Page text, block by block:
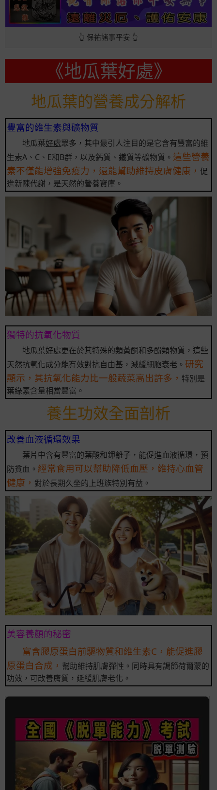
👆 保祐諸事平安 👆
《地瓜葉好處》
地瓜葉的營養成分解析
豐富的維生素與礦物質
地瓜葉好處眾多，其中最引人注目的是它含有豐富的維
生素A、C、E和B群，以及鈣質、鐵質等礦物質。 這些營養
素不僅能增強免疫力，還能幫助維持皮膚健康， 促
進新陳代謝，是天然的營養寶庫。
獨特的抗氧化物質
地瓜葉好處更在於其特殊的類黃酮和多酚類物質，這些
天然抗氧化成分能有效對抗自由基，減緩細胞衰老。 研究
顯示，其抗氧化能力比一般蔬菜高出許多， 特別是
葉綠素含量相當豐富。
養生功效全面剖析
改善血液循環效果
葉片中含有豐富的葉酸和鉀離子，能促進血液循環，預
防貧血。 經常食用可以幫助降低血壓，維持心血管
健康， 對於長期久坐的上班族特別有益。
美容養顏的秘密
富含膠原蛋白前驅物質和維生素C，能促進膠
原蛋白合成， 幫助維持肌膚彈性。同時具有調節荷爾蒙的
功效，可改善膚質，延緩肌膚老化。